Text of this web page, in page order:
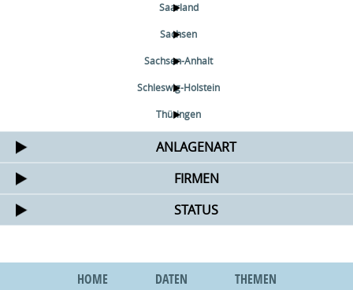
Saarland
Sachsen
Sachsen-Anhalt
Schleswig-Holstein
Thüringen
ANLAGENART
FIRMEN
STATUS
HOME DATEN
THEMEN